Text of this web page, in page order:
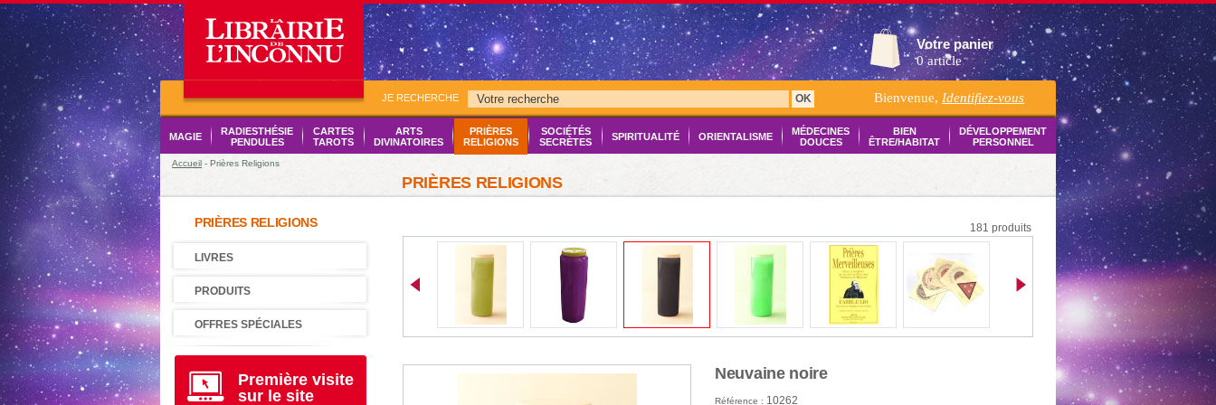
Votre panier
0 article
JE RECHERCHE OK Bienvenue, Identifiez-vous
MAGIE
RADIESTHÉSIE
PENDULES
CARTES
TAROTS
ARTS
DIVINATOIRES
PRIÈRES
RELIGIONS
SOCIÉTÉS
SECRÈTES
SPIRITUALITÉ ORIENTALISME
MÉDECINES
DOUCES
BIEN
ÊTRE/HABITAT
DÉVELOPPEMENT
PERSONNEL
Accueil - Prières Religions
PRIÈRES RELIGIONS
PRIÈRES RELIGIONS
LIVRES
PRODUITS
OFFRES SPÉCIALES
Première visite
sur le site
181 produits
Neuvaine noire
Référence : 10262